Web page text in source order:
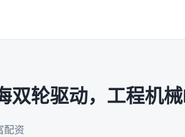
双轮驱动，工程机
配资